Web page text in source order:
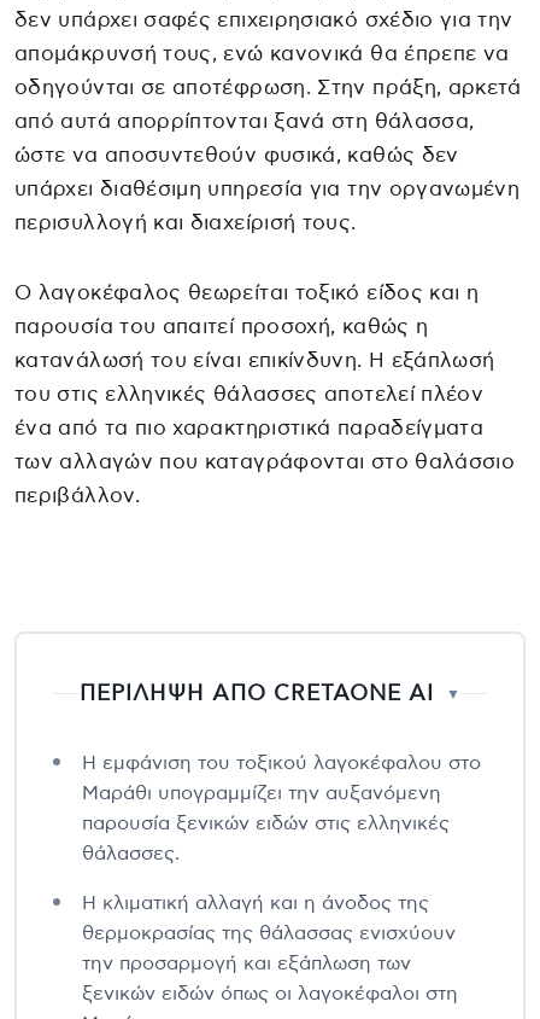
δεν υπάρχει σαφές επιχειρησιακό σχέδιο για την
απομάκρυνσή τους, ενώ κανονικά θα έπρεπε να
οδηγούνται σε αποτέφρωση. Στην πράξη, αρκετά
από αυτά απορρίπτονται ξανά στη θάλασσα,
ώστε να αποσυντεθούν φυσικά, καθώς δεν
υπάρχει διαθέσιμη υπηρεσία για την οργανωμένη
περισυλλογή και διαχείρισή τους.
Ο λαγοκέφαλος θεωρείται τοξικό είδος και η
παρουσία του απαιτεί προσοχή, καθώς η
κατανάλωσή του είναι επικίνδυνη. Η εξάπλωσή
του στις ελληνικές θάλασσες αποτελεί πλέον
ένα από τα πιο χαρακτηριστικά παραδείγματα
των αλλαγών που καταγράφονται στο θαλάσσιο
περιβάλλον.
ΠΕΡΙΛΗΨΗ ΑΠΟ CRETAONE AI ▼
Η εμφάνιση του τοξικού λαγοκέφαλου στο
Μαράθι υπογραμμίζει την αυξανόμενη
παρουσία ξενικών ειδών στις ελληνικές
θάλασσες.
Η κλιματική αλλαγή και η άνοδος της
θερμοκρασίας της θάλασσας ενισχύουν
την προσαρμογή και εξάπλωση των
ξενικών ειδών όπως οι λαγοκέφαλοι στη